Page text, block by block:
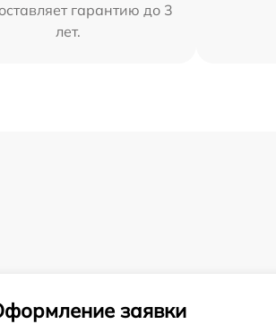
гарантию до 3
лет.
заявки